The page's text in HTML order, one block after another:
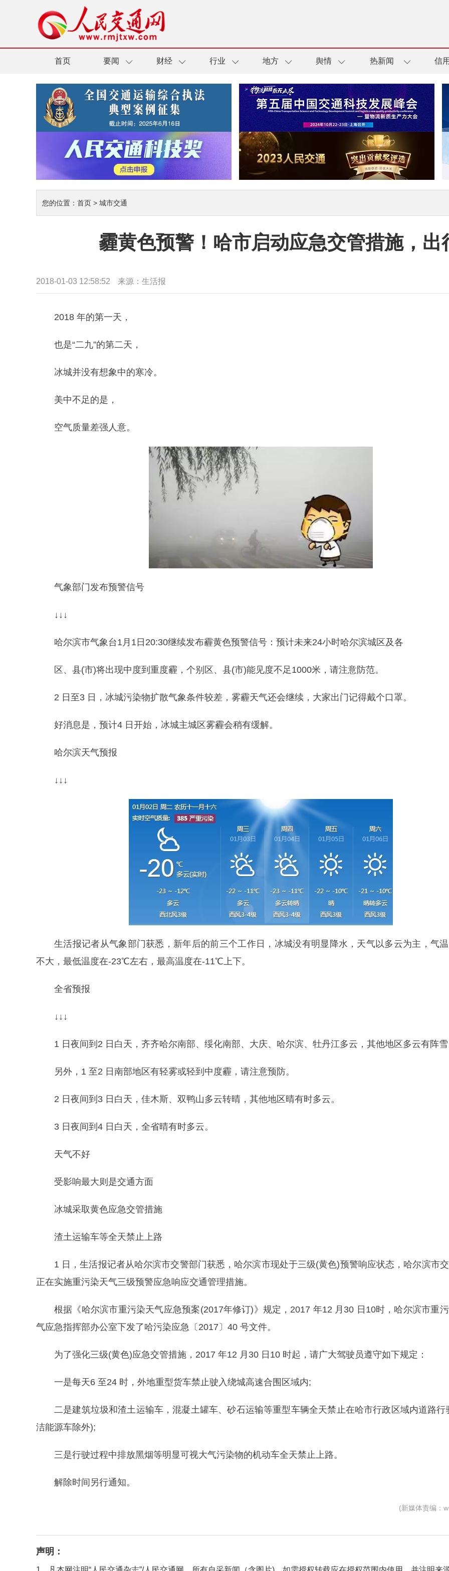
首页 要闻 财经 行业 地方 舆情 热新闻 信
您的位置： 首页 > 城市交通
霾黄色预警！哈市启动应急交管措施，出
2018-01-03 12:58:52 来源：生活报
2018 年的第一天，
也是“二九”的第二天，
冰城并没有想象中的寒冷。
美中不足的是，
空气质量差强人意。
气象部门发布预警信号
↓↓↓
哈尔滨市气象台1月1日20:30继续发布霾黄色预警信号：预计未来24小时哈尔滨城区及各
区、县(市)将出现中度到重度霾，个别区、县(市)能见度不足1000米，请注意防范。
2 日至3 日，冰城污染物扩散气象条件较差，雾霾天气还会继续，大家出门记得戴个口罩。
好消息是，预计4 日开始，冰城主城区雾霾会稍有缓解。
哈尔滨天气预报
↓↓↓
生活报记者从气象部门获悉，新年后的前三个工作日，冰城没有明显降水，天气以多云为主，气
不大，最低温度在-23℃左右，最高温度在-11℃上下。
全省预报
↓↓↓
1 日夜间到2 日白天，齐齐哈尔南部、绥化南部、大庆、哈尔滨、牡丹江多云，其他地区多云有阵
另外，1 至2 日南部地区有轻雾或轻到中度霾，请注意预防。
2 日夜间到3 日白天，佳木斯、双鸭山多云转晴，其他地区晴有时多云。
3 日夜间到4 日白天，全省晴有时多云。
天气不好
受影响最大则是交通方面
冰城采取黄色应急交管措施
渣土运输车等全天禁止上路
1 日，生活报记者从哈尔滨市交警部门获悉，哈尔滨市现处于三级(黄色)预警响应状态，哈尔滨市
正在实施重污染天气三级预警应急响应交通管理措施。
根据《哈尔滨市重污染天气应急预案(2017年修订)》规定，2017 年12 月30 日10时，哈尔滨市重
气应急指挥部办公室下发了哈污染应急〔2017〕40 号文件。
为了强化三级(黄色)应急交管措施，2017 年12 月30 日10 时起，请广大驾驶员遵守如下规定：
一是每天6 至24 时，外地重型货车禁止驶入绕城高速合围区域内;
二是建筑垃圾和渣土运输车，混凝土罐车、砂石运输等重型车辆全天禁止在哈市行政区域内道路行
洁能源车除外);
三是行驶过程中排放黑烟等明显可视大气污染物的机动车全天禁止上路。
解除时间另行通知。
(新媒体责编：
声明：